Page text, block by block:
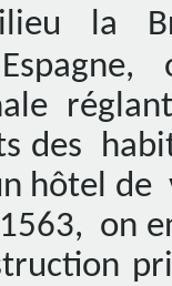
la
des
hôtel de
on